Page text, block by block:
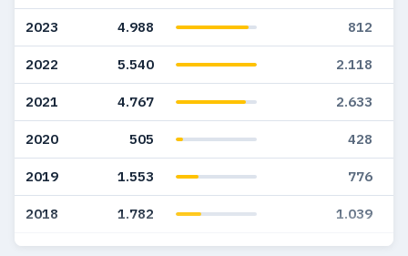
2023 4.988 812
2022 5.540 2.118
2021 4.767 2.633
2020 505 428
2019 1.553 776
2018 1.782 1.039
2017 2.039 967